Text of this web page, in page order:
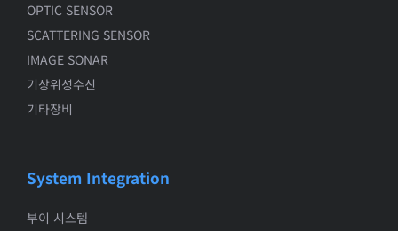
OPTIC SENSOR
SCATTERING SENSOR
IMAGE SONAR
기상위성수신
기타장비
System Integration
부이 시스템